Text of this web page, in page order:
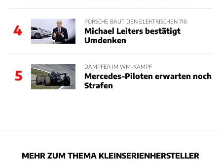
4
PORSCHE BAUT DEN ELEKTRISCHEN 718
Michael Leiters bestätigt
Umdenken
5
DÄMPFER IM WM-KAMPF
Mercedes-Piloten erwarten noch
Strafen
MEHR ZUM THEMA KLEINSERIENHERSTELLER